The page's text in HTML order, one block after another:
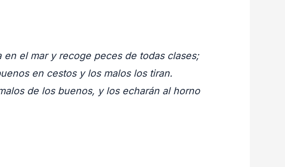
el mar y recoge peces de todas clases;
en cestos y los malos los tiran.
de los buenos, y los echarán al horno